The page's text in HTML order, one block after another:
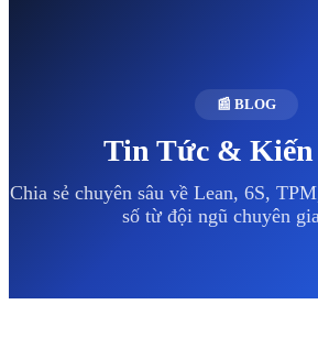
📰 BLOG
Tin Tức &
Chia sẻ chuyên sâu về Lean, 6S,
số từ đội ngũ chuyên